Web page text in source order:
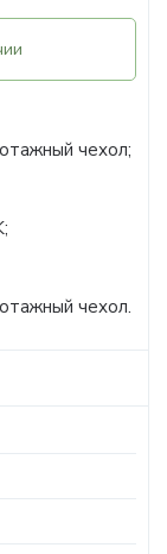
чехол;
чехол.